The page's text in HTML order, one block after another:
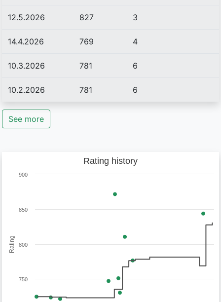
12.5.2026 827 3
14.4.2026 769 4
10.3.2026 781 6
10.2.2026 781 6
See more
Rating
Rating history
750
800
850
900